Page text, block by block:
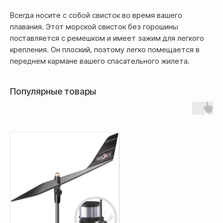
Всегда носите с собой свисток во время вашего
плавания. Этот морской свисток без горошины
поставляется с ремешком и имеет зажим для легкого
крепления. Он плоский, поэтому легко помещается в
переднем кармане вашего спасательного жилета.
Популярные товары
Банковской картой системы,
либо другим безналичным
переводом
Доставка
Доставка товара осуществляется
почтовым сервисом СДЭК:
после полной предоплаты